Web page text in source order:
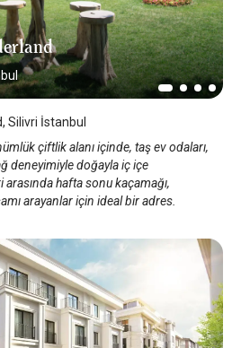
Silivri İstanbul
çiftlik alanı içinde, taş ev odaları,
deneyimiyle doğayla iç içe
hafta sonu kaçamağı,
arayanlar için ideal bir adres.